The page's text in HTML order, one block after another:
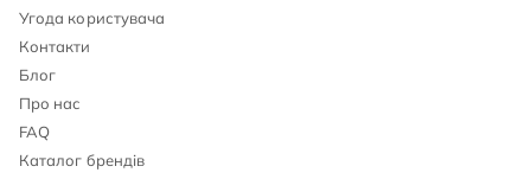
Угода користувача
Контакти
Блог
Про нас
FAQ
Каталог брендів